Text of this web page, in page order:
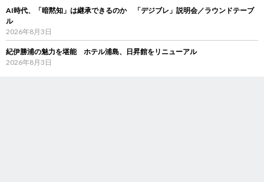
AI時代、「暗黙知」は継承できるのか 「デジブレ」説明会／ラウンドテーブ
ル
2026年8月3日
紀伊勝浦の魅力を堪能 ホテル浦島、日昇館をリニューアル
2026年8月3日